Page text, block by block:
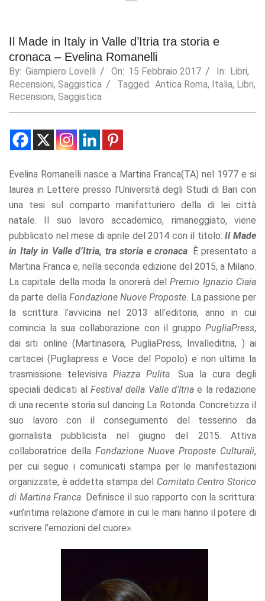
Il Made in Italy in Valle d’Itria tra storia e
cronaca – Evelina Romanelli
By: Giampiero Lovelli On: 15 Febbraio 2017 In: Libri,
Recensioni, Saggistica Tagged: Antica Roma, Italia, Libri,
Recensioni, Saggistica
Evelina Romanelli nasce a Martina Franca(TA) nel 1977 e si
laurea in Lettere presso l’Università degli Studi di Bari con
una tesi sul comparto manifatturiero della di lei città
natale. Il suo lavoro accademico, rimaneggiato, viene
pubblicato nel mese di aprile del 2014 con il titolo:Il Made
in Italy in Valle d’Itria, tra storia e cronaca. È presentato a
Martina Franca e, nella seconda edizione del 2015, a Milano.
La capitale della moda la onorerà delPremio Ignazio Ciaia
da parte della Fondazione Nuove Proposte. La passione per
la scrittura l’avvicina nel 2013 all’editoria, anno in cui
comincia la sua collaborazione con il gruppo PugliaPress,
dai siti online (Martinasera, PugliaPress, Invalleditria, ) ai
cartacei (Pugliapress e Voce del Popolo) e non ultima la
trasmissione televisivaPiazza Pulita. Sua la cura degli
speciali dedicati al Festival della Valle d’Itria e la redazione
di una recente storia sul dancing La Rotonda. Concretizza il
suo lavoro con il conseguimento del tesserino da
giornalista pubblicista nel giugno del 2015. Attiva
collaboratrice della Fondazione Nuove Proposte Culturali,
per cui segue i comunicati stampa per le manifestazioni
organizzate, è addetta stampa del Comitato Centro Storico
di Martina Franca. Definisce il suo rapporto con la scrittura:
«un’intima relazione d’amore in cui le mani hanno il potere di
scrivere l’emozioni del cuore».
us to
improve the
website's
functionality
and
structure,
website is
used.
In order for
our website
to perform
possible
during your
visit. If you
refuse these
cookies,
some
will
disappear
from the
Marketing
By sharing
interests
and
behavior as
site, you
increase the
chance of
seeing
personalized
content and